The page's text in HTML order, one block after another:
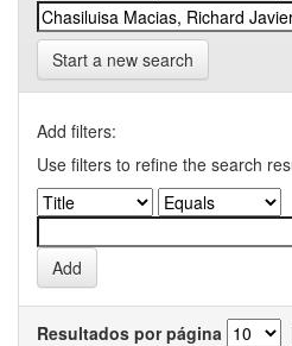
Start a new search
Add filters:
Use filters to refine the search
Resultados por página